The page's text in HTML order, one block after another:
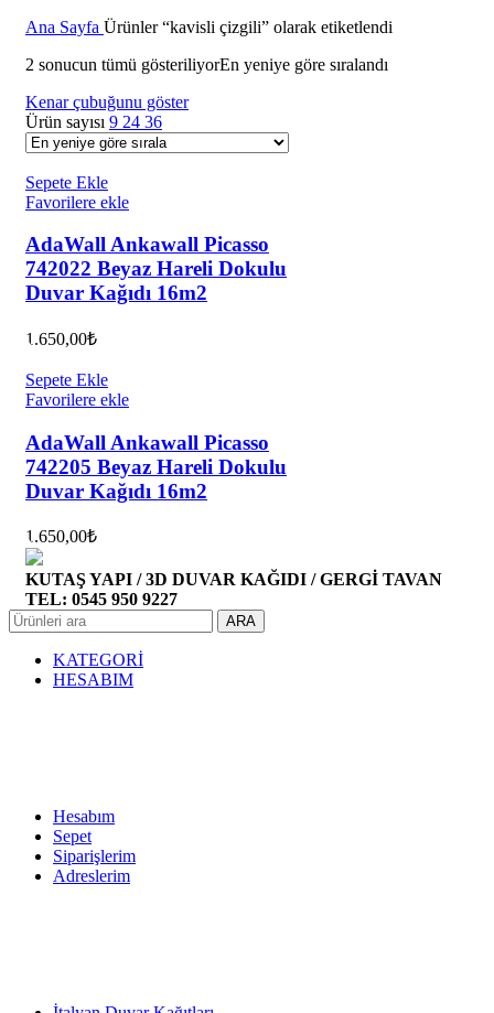
Ana Sayfa Ürünler “kavisli çizgili” olarak etiketlendi
2 sonucun tümü gösteriliyorEn yeniye göre sıralandı
Kenar çubuğunu göster
Ürün sayısı 9 24 36
Sepete Ekle
Favorilere ekle
AdaWall Ankawall Picasso
742022 Beyaz Hareli Dokulu
Duvar Kağıdı 16m2
1.650,00₺
Sepete Ekle
Favorilere ekle
AdaWall Ankawall Picasso
742205 Beyaz Hareli Dokulu
Duvar Kağıdı 16m2
1.650,00₺
KUTAŞ YAPI / 3D DUVAR KAĞIDI / GERGİ TAVAN
TEL: 0545 950 9227
ARA
KATEGORİ
HESABIM
Hesabım
Sepet
Siparişlerim
Adreslerim